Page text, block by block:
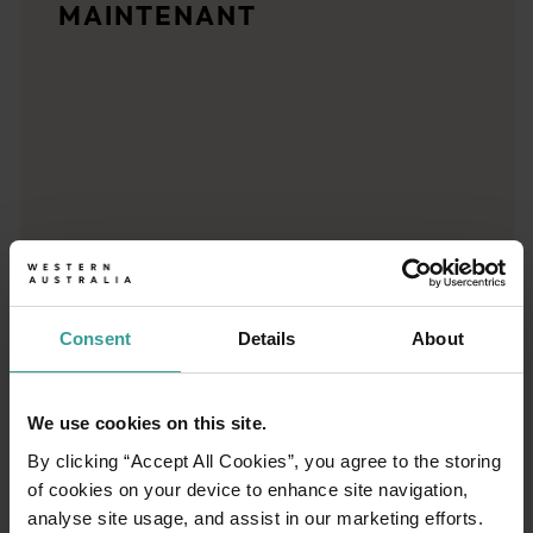
Consent Details About
We use cookies on this site.
By clicking “Accept All Cookies”, you agree to the storing
of cookies on your device to enhance site navigation,
analyse site usage, and assist in our marketing efforts.
Planificateur de voyage
MAINTENANT